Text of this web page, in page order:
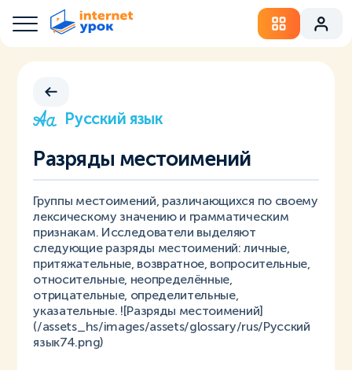
Русский язык
Разряды местоимений
Группы местоимений, различающихся по своему
лексическому значению и грамматическим
признакам. Исследователи выделяют
следующие разряды местоимений: личные,
притяжательные, возвратное, вопросительные,
относительные, неопределённые,
отрицательные, определительные,
указательные. ![Разряды местоимений]
(/assets_hs/images/assets/glossary/rus/Русский
язык74.png)